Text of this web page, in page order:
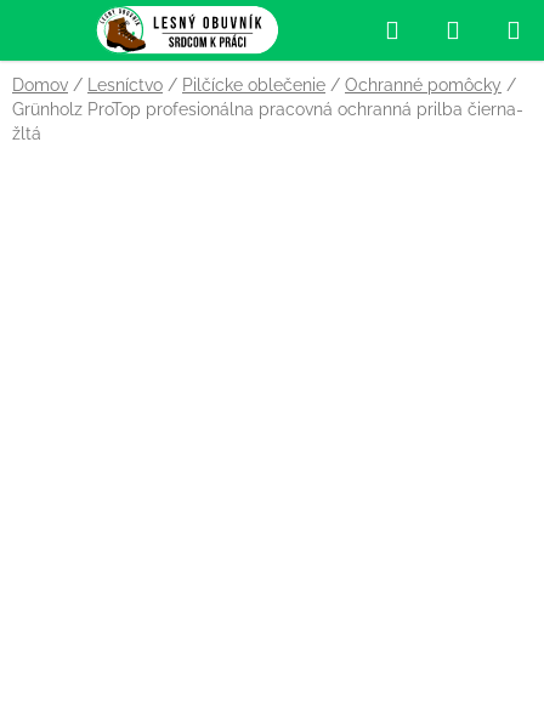
obsah
Hľadať
KOŠÍK
Domov / Lesníctvo / Pilčícke oblečenie / Ochranné pomôcky /
Grünholz ProTop profesionálna pracovná ochranná prilba čierna-
žltá